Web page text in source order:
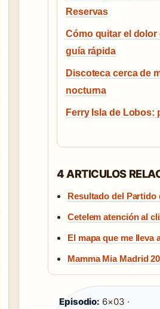
Reservas
Cómo quitar el
guía rápida
Discoteca cerca de
nocturna
Ferry Isla de Lobos:
4 ARTICULOS
Resultado del Partido
Cetelem atención al
El mapa que me lleva
Mamma Mia Madrid
Episodio: 6×03 ·